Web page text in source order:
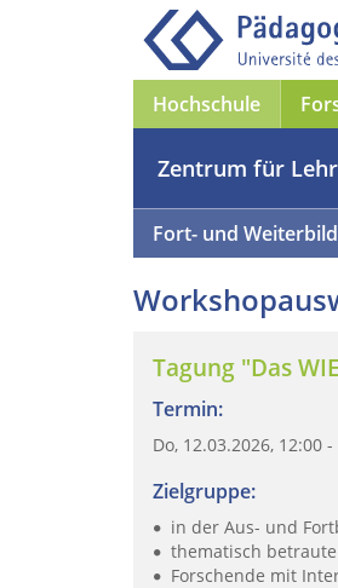
Hochschule
Zentrum für
Fort- und
Tagung "Das
Termin:
Do, 12.03.2026, 12:00
Zielgruppe:
in der Aus- und
thematisch
Forschende mit